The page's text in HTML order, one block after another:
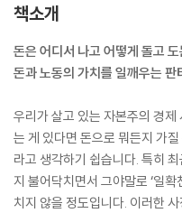
책소개
돈은 어디서 나고 어떻게 돌고
돈과 노동의 가치를 일깨우는 판
우리가 살고 있는 자본주의 경
는 게 있다면 돈으로 뭐든지 가
라고 생각하기 쉽습니다. 특히
지 불어닥치면서 그야말로 ‘일
치지 않을 정도입니다. 이러한